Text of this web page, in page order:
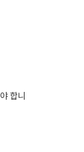
합니